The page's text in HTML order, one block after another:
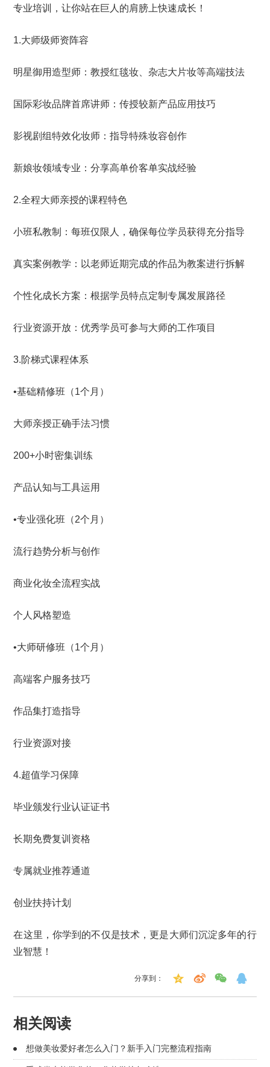
专业培训，让你站在巨人的肩膀上快速成长！
1.大师级师资阵容
明星御用造型师：教授红毯妆、杂志大片妆等高端技法
国际彩妆品牌首席讲师：传授较新产品应用技巧
影视剧组特效化妆师：指导特殊妆容创作
新娘妆领域专业：分享高单价客单实战经验
2.全程大师亲授的课程特色
小班私教制：每班仅限人，确保每位学员获得充分指导
真实案例教学：以老师近期完成的作品为教案进行拆解
个性化成长方案：根据学员特点定制专属发展路径
行业资源开放：优秀学员可参与大师的工作项目
3.阶梯式课程体系
•基础精修班（1个月）
大师亲授正确手法习惯
200+小时密集训练
产品认知与工具运用
•专业强化班（2个月）
流行趋势分析与创作
商业化妆全流程实战
个人风格塑造
•大师研修班（1个月）
高端客户服务技巧
作品集打造指导
行业资源对接
4.超值学习保障
毕业颁发行业认证证书
长期免费复训资格
专属就业推荐通道
创业扶持计划
在这里，你学到的不仅是技术，更是大师们沉淀多年的行
业智慧！
分享到：
相关阅读
想做美妆爱好者怎么入门？新手入门完整流程指南